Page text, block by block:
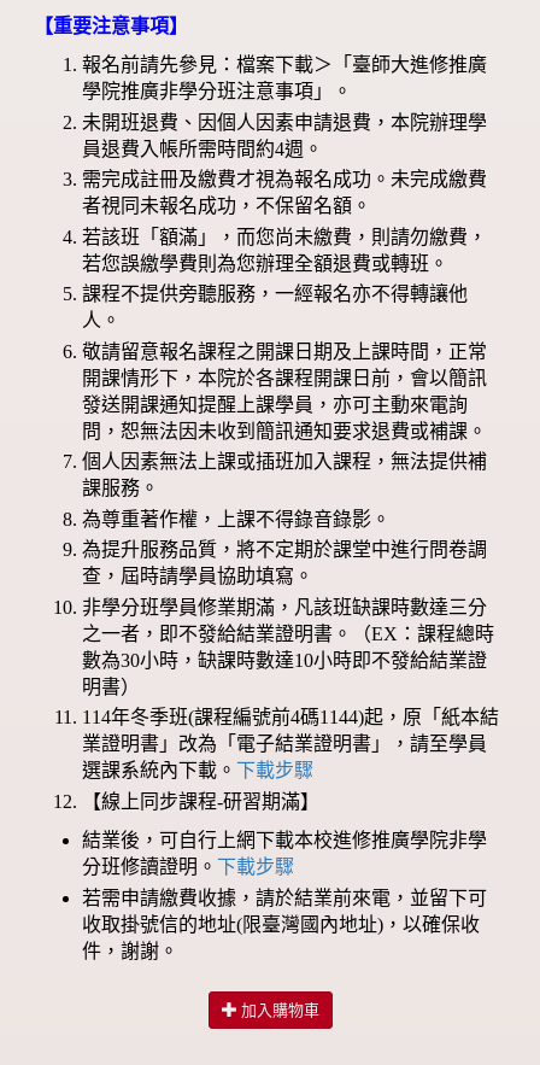
【重要注意事項】
報名前請先參見：檔案下載＞「臺師大進修推廣
學院推廣非學分班注意事項」。
未開班退費、因個人因素申請退費，本院辦理學
員退費入帳所需時間約4週。
需完成註冊及繳費才視為報名成功。未完成繳費
者視同未報名成功，不保留名額。
若該班「額滿」，而您尚未繳費，則請勿繳費，
若您誤繳學費則為您辦理全額退費或轉班。
課程不提供旁聽服務，一經報名亦不得轉讓他
人。
敬請留意報名課程之開課日期及上課時間，正常
開課情形下，本院於各課程開課日前，會以簡訊
發送開課通知提醒上課學員，亦可主動來電詢
問，恕無法因未收到簡訊通知要求退費或補課。
個人因素無法上課或插班加入課程，無法提供補
課服務。
為尊重著作權，上課不得錄音錄影。
為提升服務品質，將不定期於課堂中進行問卷調
查，屆時請學員協助填寫。
非學分班學員修業期滿，凡該班缺課時數達三分
之一者，即不發給結業證明書。（EX：課程總時
數為30小時，缺課時數達10小時即不發給結業證
明書）
114年冬季班(課程編號前4碼1144)起，原「紙本結
業證明書」改為「電子結業證明書」，請至學員
選課系統內下載。 下載步驟
【線上同步課程-研習期滿】
結業後，可自行上網下載本校進修推廣學院非學
分班修讀證明。 下載步驟
若需申請繳費收據，請於結業前來電，並留下可
收取掛號信的地址(限臺灣國內地址)，以確保收
件，謝謝。
加入購物車